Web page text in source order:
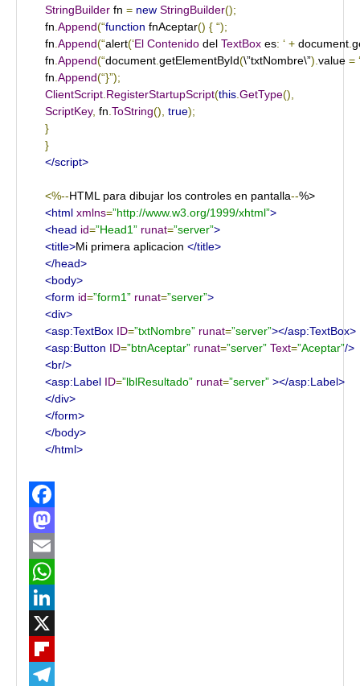
StringBuilder fn = new StringBuilder();
fn Append(“function fnAceptar() { “);
fn Append(“alert(‘El Contenido del TextBox es: ‘ + document
fn Append(“document getElementById(\”txtNombre\”). value =
fn Append(“}”);
ClientScript RegisterStartupScript(this GetType(),
ScriptKey, fn ToString(), true);
}
}
</script>
<%--HTML para dibujar los controles en pantalla--
<html xmlns=”http://www.w3.org/1999/xhtml”>
<head id=”Head1” runat=”server”>
<title>Mi primera aplicacion </title>
</head>
<body>
<form id=”form1” runat=”server”>
<div>
<asp:TextBox ID=”txtNombre” runat=”server”></asp:TextBox>
<asp:Button ID=”btnAceptar” runat=”server” Text=”Aceptar”/>
<br/>
<asp:Label ID=”lblResultado” runat=”server” ></asp:Label>
</div>
</form>
</body>
</html>
Facebook
Mastodon
Email
WhatsApp
LinkedIn
Flipboard